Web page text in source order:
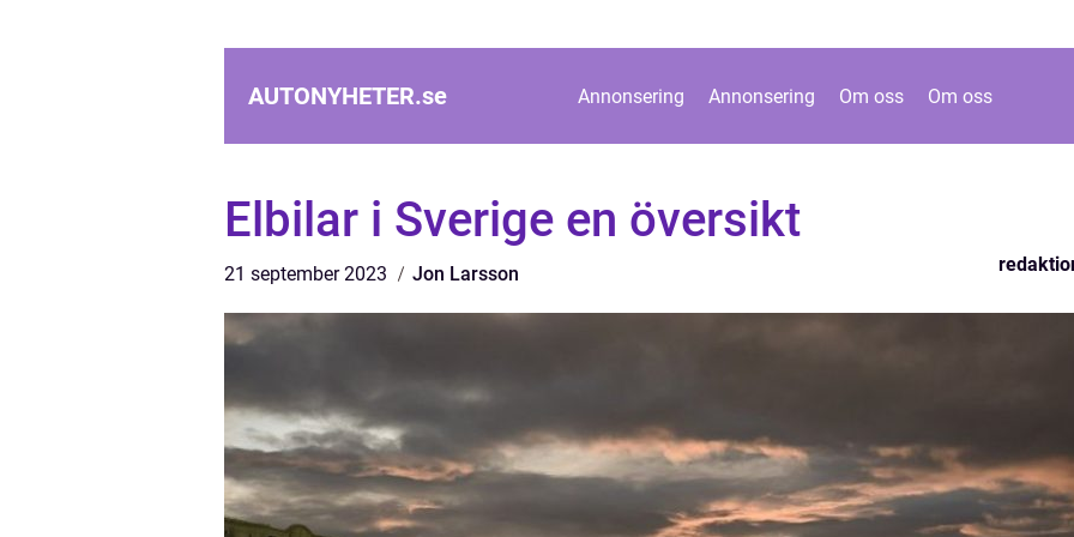
AUTONYHETER.se Annonsering Annonsering Om oss Om oss
Elbilar i Sverige en översikt
21 september 2023 Jon Larsson